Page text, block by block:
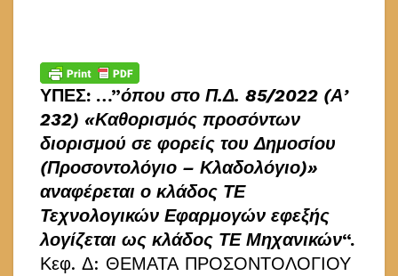
ΥΠΕΣ: …”όπου στο Π.Δ. 85/2022 (Α’
232) «Καθορισμός προσόντων
διορισμού σε φορείς του Δημοσίου
(Προσοντολόγιο – Κλαδολόγιο)»
αναφέρεται ο κλάδος ΤΕ
Τεχνολογικών Εφαρμογών εφεξής
λογίζεται ως κλάδος ΤΕ Μηχανικών“.
Κεφ. Δ: ΘΕΜΑΤΑ ΠΡΟΣΟΝΤΟΛΟΓΙΟΥ